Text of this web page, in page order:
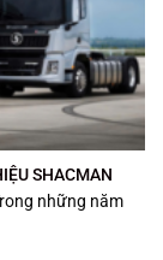
SHACMAN
những năm